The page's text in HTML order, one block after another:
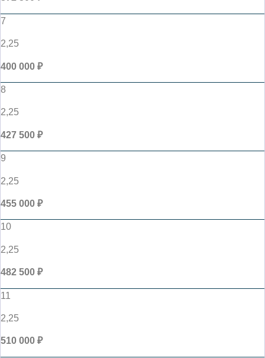
7
2,25
400 000 ₽
8
2,25
427 500 ₽
9
2,25
455 000 ₽
10
2,25
482 500 ₽
11
2,25
510 000 ₽